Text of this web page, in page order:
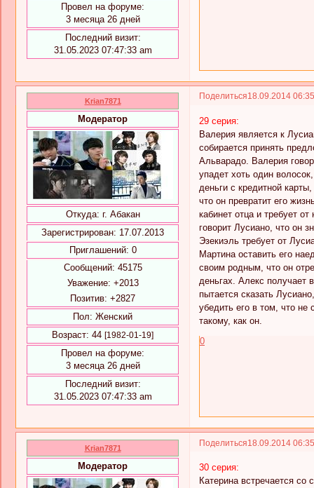
Провел на форуме:
3 месяца 26 дней
Последний визит:
31.05.2023 07:47:33 am
Поделиться18.09.2014
Krian7871
Модератор
Откуда: г. Абакан
Зарегистрирован: 17.07.2013
Приглашений: 0
Сообщений: 45175
Уважение: +2013
Позитив: +2827
Пол: Женский
Возраст: 44 [1982-01-19]
Провел на форуме:
3 месяца 26 дней
Последний визит:
31.05.2023 07:47:33 am
29 серия:
Валерия является к
собирается принять
Альварадо. Валерия
упадет хоть один
деньги с кредитной
что он превратит его
кабинет отца и требует
говорит Лусиано, что он
Эзекиэль требует от
Мартина оставить его
своим родным, что он
деньгах. Алекс получает
пытается сказать
убедить его в том, что не
такому, как он.
0
Поделиться18.09.2014
Krian7871
Модератор
30 серия:
Катерина встречается со